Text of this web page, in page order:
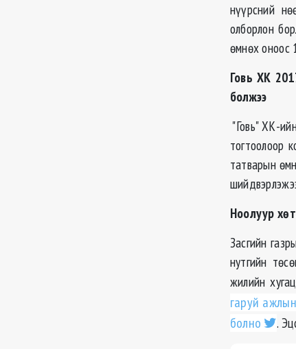
нүүрсний
олборлон
өмнөх оноос
Говь ХК
болжээ
"Говь" ХК-
тогтоолоор
татварын
Ноолуур
Засгийн
нутгийн
жилийн
гаруй
болно
.